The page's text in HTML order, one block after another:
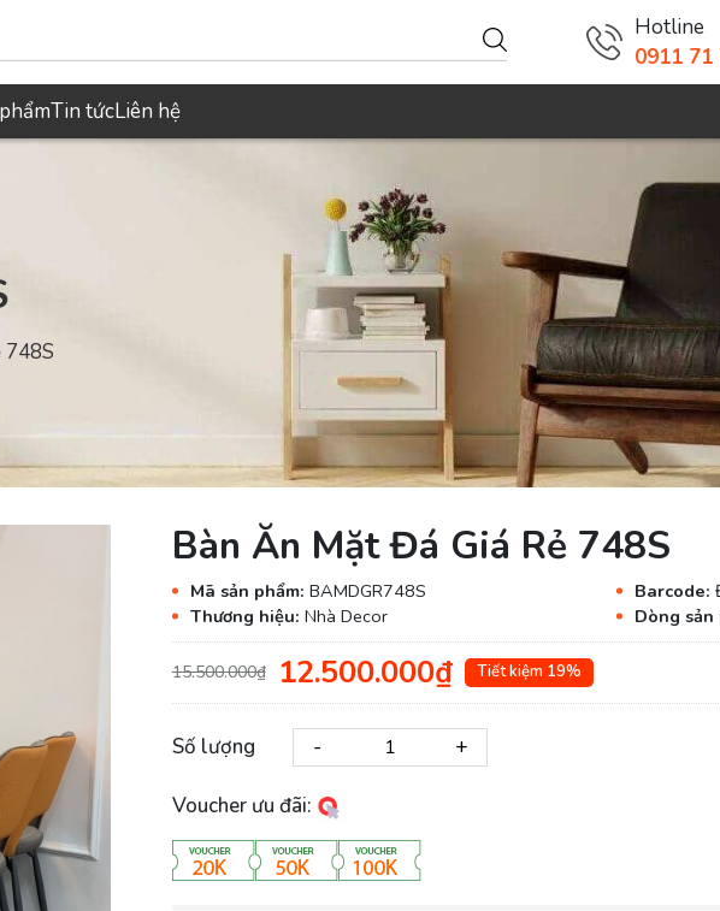
Hotline
0911 71
Tin tứcLiên hệ
748S
Bàn Ăn Mặt Đá Giá Rẻ 748S
Mã sản phẩm: BAMDGR748S Barcode:
Thương hiệu: Nhà Decor Dòng sản
15.500.000₫ 12.500.000₫ Tiết kiệm 19%
Số lượng - +
Voucher ưu đãi: